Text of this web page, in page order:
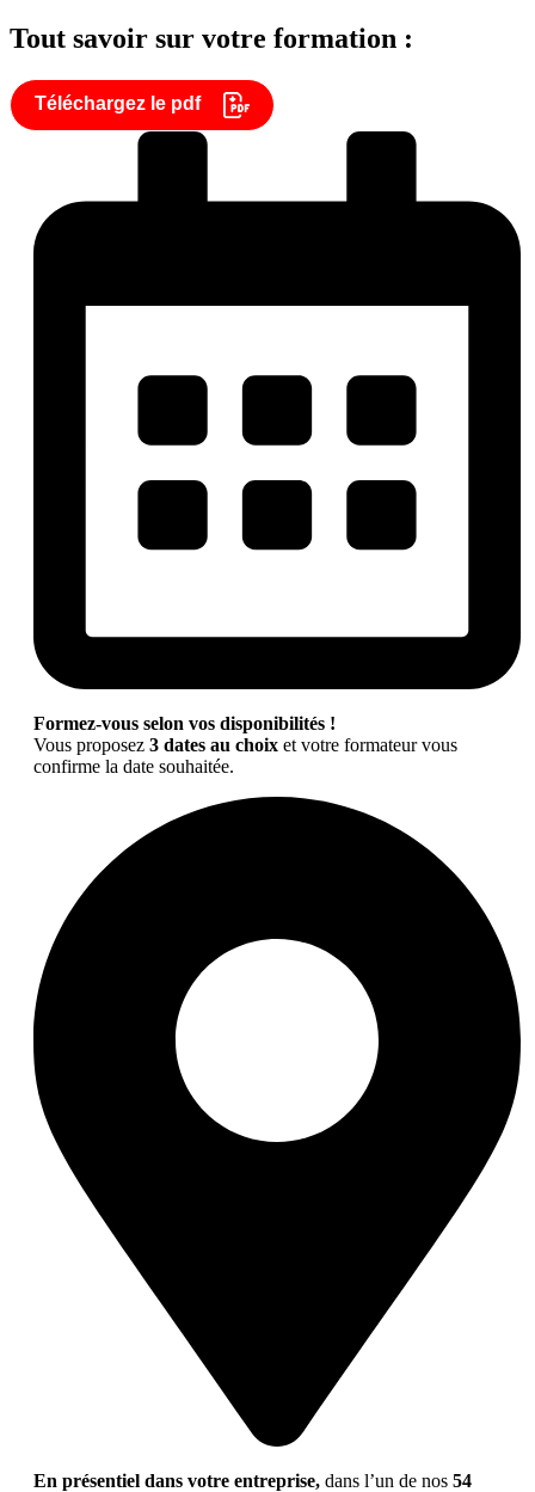
Tout savoir sur votre formation :
Téléchargez le pdf
Formez-vous selon vos disponibilités !
Vous proposez 3 dates au choix et votre formateur vous
confirme la date souhaitée.
En présentiel dans votre entreprise, dans l’un de nos 54